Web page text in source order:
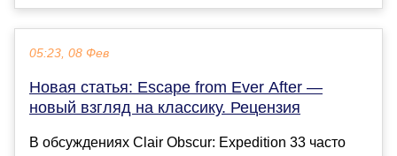
05:23, 08 Фев
Новая статья: Escape from Ever After —
новый взгляд на классику. Рецензия
В обсуждениях Clair Obscur: Expedition 33 часто